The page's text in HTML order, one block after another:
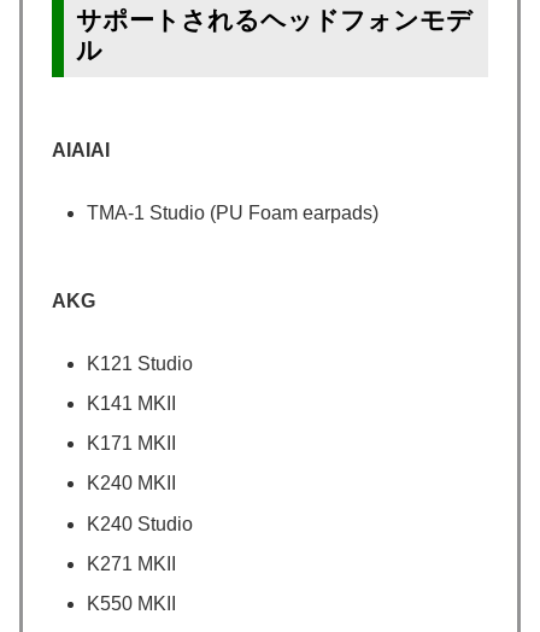
サポートされるヘッドフォンモデ
ル
AIAIAI
TMA-1 Studio (PU Foam earpads)
AKG
K121 Studio
K141 MKII
K171 MKII
K240 MKII
K240 Studio
K271 MKII
K550 MKII